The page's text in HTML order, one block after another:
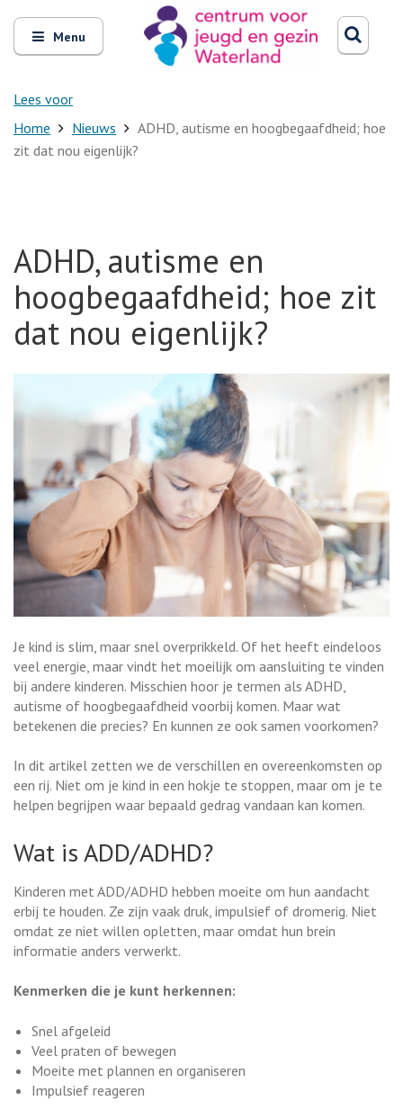
Open
en
sluit
Menu
Lees voor
Zoeken
Home Nieuws
ADHD, autisme en hoogbegaafdheid; hoe
zit dat nou eigenlijk?
ADHD, autisme en
hoogbegaafdheid; hoe zit
dat nou eigenlijk?
Je kind is slim, maar snel overprikkeld. Of het heeft eindeloos
veel energie, maar vindt het moeilijk om aansluiting te vinden
bij andere kinderen. Misschien hoor je termen als ADHD,
autisme of hoogbegaafdheid voorbij komen. Maar wat
betekenen die precies? En kunnen ze ook samen voorkomen?
In dit artikel zetten we de verschillen en overeenkomsten op
een rij. Niet om je kind in een hokje te stoppen, maar om je te
helpen begrijpen waar bepaald gedrag vandaan kan komen.
Wat is ADD/ADHD?
Kinderen met ADD/ADHD hebben moeite om hun aandacht
erbij te houden. Ze zijn vaak druk, impulsief of dromerig. Niet
omdat ze niet willen opletten, maar omdat hun brein
informatie anders verwerkt.
Kenmerken die je kunt herkennen:
Snel afgeleid
Veel praten of bewegen
Moeite met plannen en organiseren
Impulsief reageren